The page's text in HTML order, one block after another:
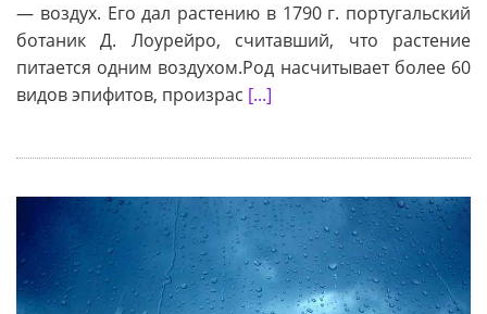
— воздух. Его дал растению в 1790 г. португальский
ботаник Д. Лоурейро, считавший, что растение
питается одним воздухом.Род насчитывает более 60
видов эпифитов, произрас [...]